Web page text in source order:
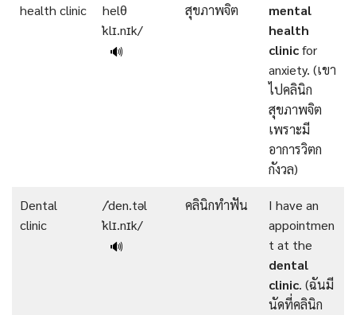
health clinic
helθ
ˈklɪ.nɪk/
🔊
สุขภาพจิต
mental
health
clinicfor
anxiety. (เขา
ไปคลินิก
สุขภาพจิต
เพราะมี
อาการวิตก
กังวล)
Dental
clinic
/ˈden.təl
ˈklɪ.nɪk/
🔊
คลินิกทำฟัน
I have an
appointmen
t at the
dental
clinic. (ฉันมี
นัดที่คลินิก